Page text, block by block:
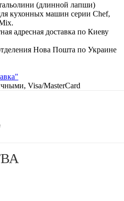
(длинной лапши)
кухонных машин серии Chef,
адресная доставка по Киеву
Нова Пошта по Украине
Visa/MasterCard